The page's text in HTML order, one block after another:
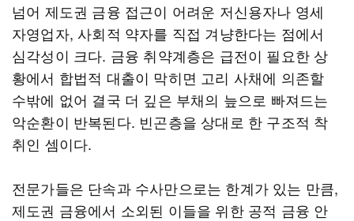
넘어 제도권 금융 접근이 어려운 저신용자나 영세
자영업자, 사회적 약자를 직접 겨냥한다는 점에서
심각성이 크다. 금융 취약계층은 급전이 필요한 상
황에서 합법적 대출이 막히면 고리 사채에 의존할
수밖에 없어 결국 더 깊은 부채의 늪으로 빠져드는
악순환이 반복된다. 빈곤층을 상대로 한 구조적 착
취인 셈이다.
전문가들은 단속과 수사만으로는 한계가 있는 만큼,
제도권 금융에서 소외된 이들을 위한 공적 금융 안